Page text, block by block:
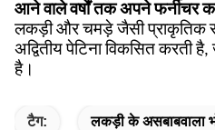
आने वाले वर्षों तक अपने फर्नीचर
लकड़ी और चमड़े जैसी प्राकृतिक
अद्वितीय पेटिना विकसित करती
है।
टैग: लकड़ी के असबाबवाला